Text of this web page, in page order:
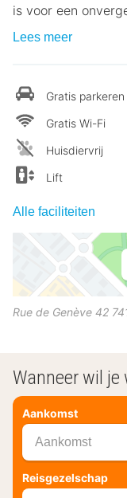
is voor een
Lees meer
Gratis parkeren
Gratis Wi-Fi
Huisdiervrij
Lift
Alle faciliteiten
Rue de Genève 42
Wanneer wil je
Aankomst
Aankomst
Reisgezelschap